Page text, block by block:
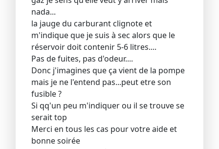
nada...
la jauge du carburant clignote et
m'indique que je suis à sec alors que le
réservoir doit contenir 5-6 litres....
Pas de fuites, pas d'odeur....
Donc j'imagines que ça vient de la pompe
mais je ne l'entend pas...peut etre son
fusible ?
Si qq'un peu m'indiquer ou il se trouve se
serait top
Merci en tous les cas pour votre aide et
bonne soirée